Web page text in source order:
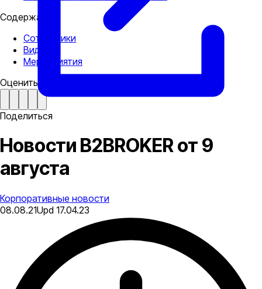
Содержание
Сотрудники
Видео
Мероприятия
Оценить статью
Поделиться
Новости B2BROKER от 9
августа
Корпоративные новости
08.08.21Upd 17.04.23